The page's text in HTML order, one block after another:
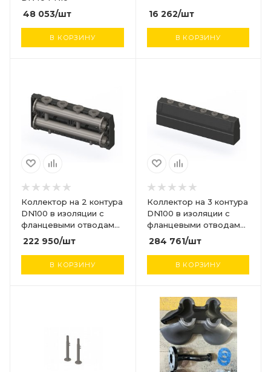
48 053/шт
В КОРЗИНУ
16 262/шт
В КОРЗИНУ
Коллектор на 2 контура
DN100 в изоляции с
фланцевыми отводами
DN40 PN10
222 950/шт
В КОРЗИНУ
Коллектор на 3 контура
DN100 в изоляции с
фланцевыми отводами
DN40 PN10
284 761/шт
В КОРЗИНУ